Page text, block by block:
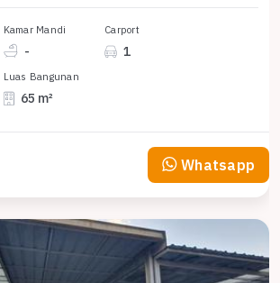
Kamar Mandi
-
Carport
1
Luas Bangunan
65 m²
Whatsapp